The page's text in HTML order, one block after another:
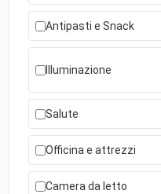
Antipasti e Snack
Illuminazione
Salute
Officina e attrezzi
Camera da letto